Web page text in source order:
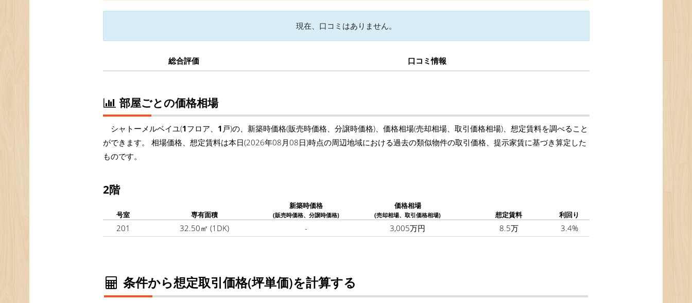
現在、口コミはありません。
総合評価 口コミ情報
部屋ごとの価格相場
シャトーメルベイユ(1フロア、 1 戸)の、新築時価格(販売時価格、分譲時価格)、価格相場(売却相場、取引価格相場)、想定賃料を調べること
ができます。 相場価格、想定賃料は本日(2026年08月08日)時点の周辺地域における過去の類似物件の取引価格、提示家賃に基づき算定した
ものです。
2階
号室 専有面積
新築時価格
(販売時価格、分譲時価格)
価格相場
(売却相場、取引価格相場) 想定賃料 利回り
201 32.50㎡ (1DK) - 3,005万円 8.5万 3.4%
条件から想定取引価格(坪単価)を計算する